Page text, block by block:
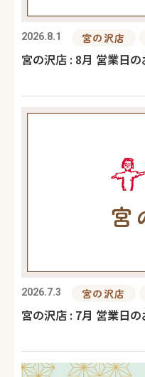
2026.8.1 宮の沢店
宮の沢店 : 8月 営業日
2026.7.3 宮の沢店
宮の沢店 : 7月 営業日